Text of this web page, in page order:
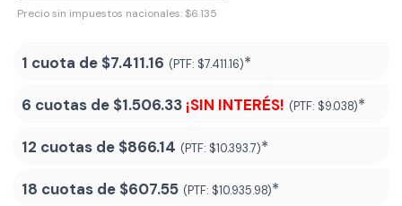
Precio sin impuestos nacionales: $6.135
1 cuota de $7.411.16 (PTF: $7.411.16)*
6 cuotas de $1.506.33 ¡SIN INTERÉS! (PTF: $9.038)*
12 cuotas de $866.14 (PTF: $10.393.7)*
18 cuotas de $607.55 (PTF: $10.935.98)*